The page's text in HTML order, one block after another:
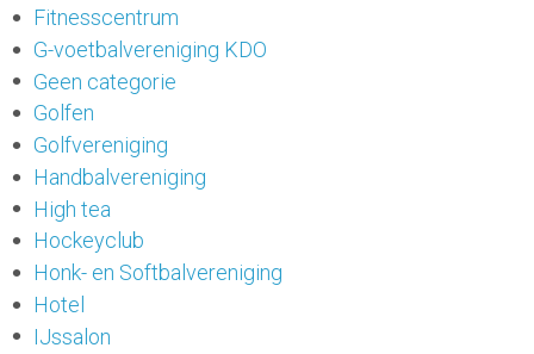
Fitnesscentrum
G-voetbalvereniging KDO
Geen categorie
Golfen
Golfvereniging
Handbalvereniging
High tea
Hockeyclub
Honk- en Softbalvereniging
Hotel
IJssalon